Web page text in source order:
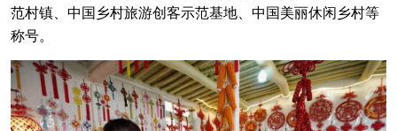
范村镇、中国乡村旅游创客示范基地、中国美丽休闲乡村等
称号。